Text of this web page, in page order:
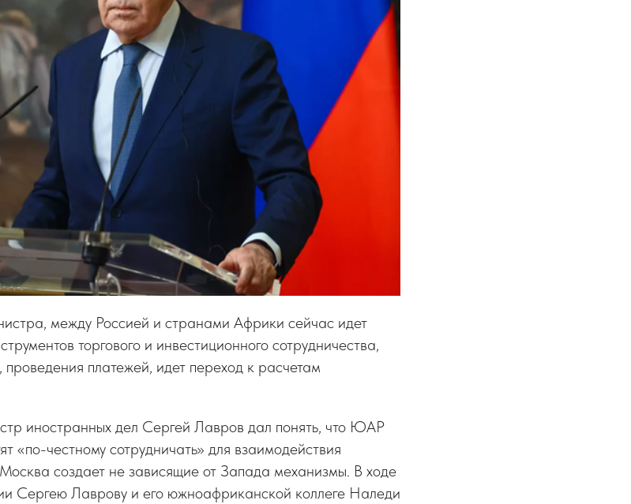
между Россией и странами Африки сейчас идет
торгового и инвестиционного сотрудничества,
проведения платежей, идет переход к расчетам
иностранных дел Сергей Лавров дал понять, что ЮАР
«по-честному сотрудничать» для взаимодействия
создает не зависящие от Запада механизмы. В ходе
Сергею Лаврову и его южноафриканской коллеге Наледи